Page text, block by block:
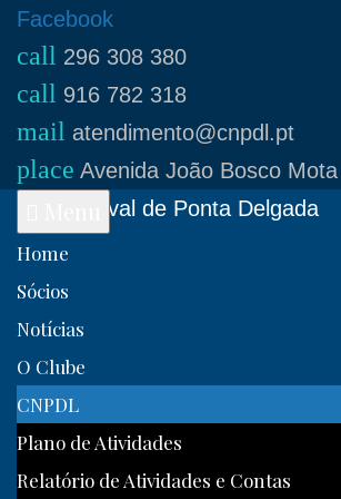
Skip
content
Facebook
call 296 308 380
call 916 782 318
mail atendimento@cnpdl.pt
place Avenida João Bosco
Clube Naval de Ponta Delgada
Home
Sócios
Notícias
O Clube
CNPDL
Plano de Atividades
Relatório de Atividades e Contas